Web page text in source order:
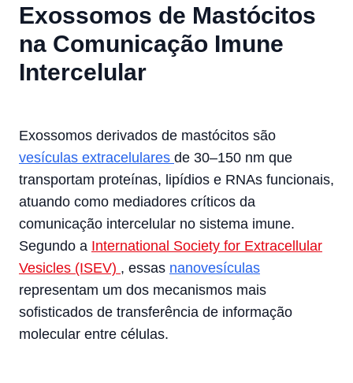
Exossomos de Mastócitos
na Comunicação Imune
Intercelular
Exossomos derivados de mastócitos são
vesículas extracelulares de 30–150 nm que
transportam proteínas, lipídios e RNAs funcionais,
atuando como mediadores críticos da
comunicação intercelular no sistema imune.
Segundo a International Society for Extracellular
Vesicles (ISEV) , essas nanovesículas
representam um dos mecanismos mais
sofisticados de transferência de informação
molecular entre células.